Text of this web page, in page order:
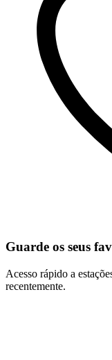
Guarde os seus
Acesso rápido a
recentemente.